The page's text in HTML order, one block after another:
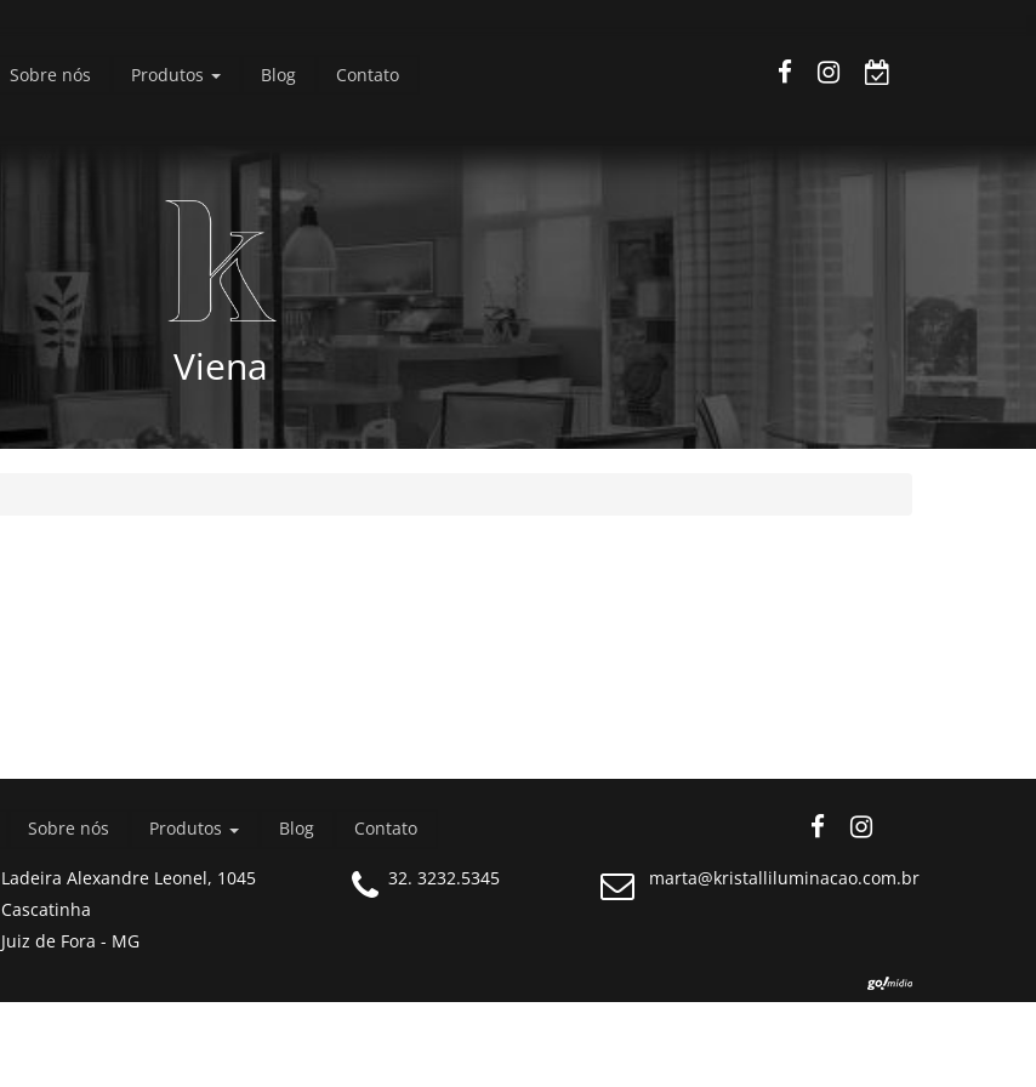
Sobre nós Produtos Blog Contato
Viena
Sobre nós Produtos Blog Contato
Ladeira Alexandre Leonel, 1045
Cascatinha
Juiz de Fora - MG
32. 3232.5345 marta@kristalliluminacao.com.br